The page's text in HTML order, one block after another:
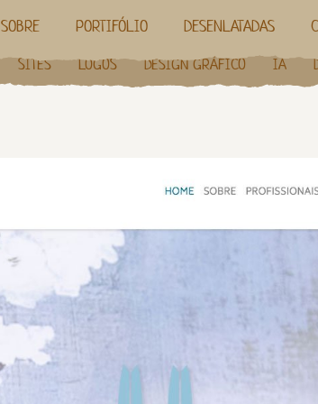
SOBRE PORTIFÓLIO DESENLATADAS
SITES LOGOS DESIGN GRÁFICO IA